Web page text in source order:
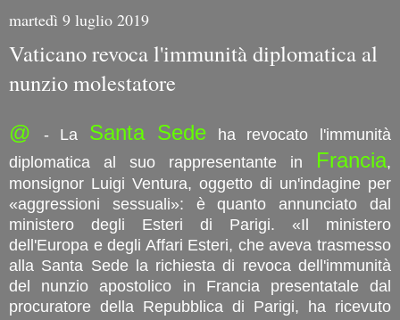
martedì 9 luglio 2019
Vaticano revoca l'immunità diplomatica al
nunzio molestatore
@ - La Santa Sede ha revocato l'immunità
diplomatica al suo rappresentante in Francia,
monsignor Luigi Ventura, oggetto di un'indagine per
«aggressioni sessuali»: è quanto annunciato dal
ministero degli Esteri di Parigi. «Il ministero
dell'Europa e degli Affari Esteri, che aveva trasmesso
alla Santa Sede la richiesta di revoca dell'immunità
del nunzio apostolico in Francia presentatale dal
procuratore della Repubblica di Parigi, ha ricevuto